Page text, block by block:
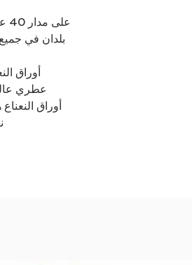
بلدان في
عطري
أوراق